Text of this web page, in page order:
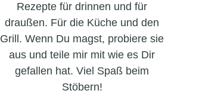
Rezepte für drinnen und für
draußen. Für die Küche und den
Grill. Wenn Du magst, probiere sie
aus und teile mir mit wie es Dir
gefallen hat. Viel Spaß beim
Stöbern!